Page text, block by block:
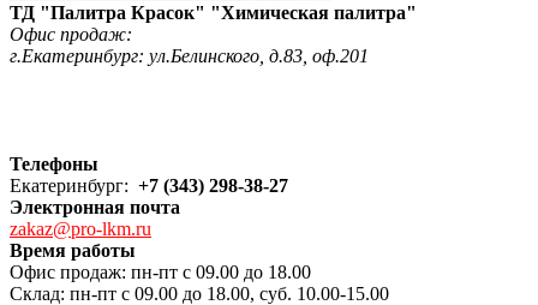
ТД "Палитра Красок" "Химическая палитра"
Офис продаж:
г.Екатеринбург: ул.Белинского, д.83, оф.201
Телефоны
Екатеринбург: +7 (343) 298-38-27
Электронная почта
zakaz@pro-lkm.ru
Время работы
Офис продаж: пн-пт с 09.00 до 18.00
Склад: пн-пт с 09.00 до 18.00, суб. 10.00-15.00